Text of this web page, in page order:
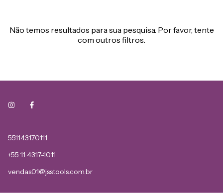
Não temos resultados para sua pesquisa. Por favor, tente
com outros filtros.
551143170111
+55 11 4317-1011
vendas01@jsstools.com.br